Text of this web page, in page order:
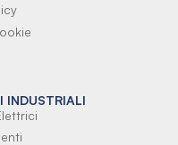
INDUSTRIALI